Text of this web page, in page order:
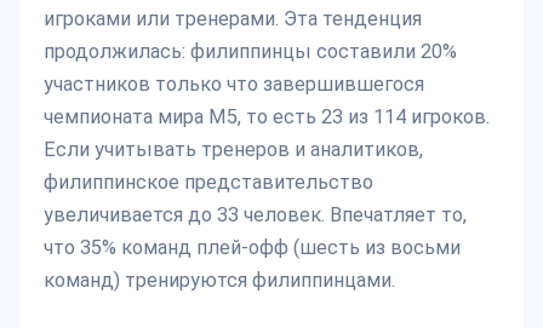
игроками или тренерами. Эта тенденция
продолжилась: филиппинцы составили 20%
участников только что завершившегося
чемпионата мира M5, то есть 23 из 114 игроков.
Если учитывать тренеров и аналитиков,
филиппинское представительство
увеличивается до 33 человек. Впечатляет то,
что 35% команд плей-офф (шесть из восьми
команд) тренируются филиппинцами.